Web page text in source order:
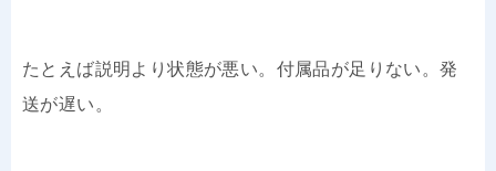
たとえば説明より状態が悪い。付属品が足りない。発
送が遅い。